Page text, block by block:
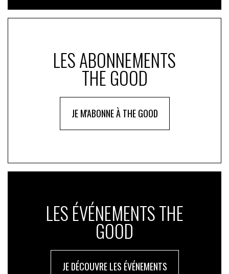
LES ABONNEMENTS
THE GOOD
JE M'ABONNE À THE GOOD
LES ÉVÉNEMENTS THE
GOOD
JE DÉCOUVRE LES ÉVÉNEMENTS